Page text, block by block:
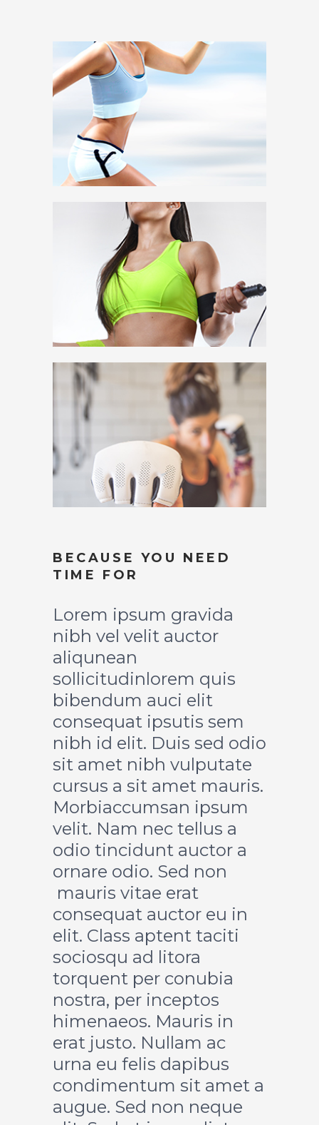
BECAUSE YOU NEED
TIME FOR
Lorem ipsum gravida
nibh vel velit auctor
aliqunean
sollicitudinlorem quis
bibendum auci elit
consequat ipsutis sem
nibh id elit. Duis sed odio
sit amet nibh vulputate
cursus a sit amet mauris.
Morbiaccumsan ipsum
velit. Nam nec tellus a
odio tincidunt auctor a
ornare odio. Sed non
mauris vitae erat
consequat auctor eu in
elit. Class aptent taciti
sociosqu ad litora
torquent per conubia
nostra, per inceptos
himenaeos. Mauris in
erat justo. Nullam ac
urna eu felis dapibus
condimentum sit amet a
augue. Sed non neque